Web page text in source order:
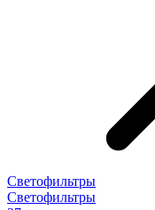
Светофильтры
Светофильтры